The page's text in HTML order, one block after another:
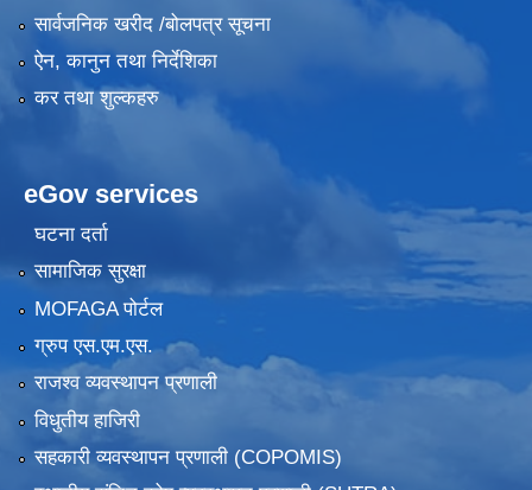
सार्वजनिक खरीद /बोलपत्र सूचना
ऐन, कानुन तथा निर्देशिका
कर तथा शुल्कहरु
eGov services
घटना दर्ता
सामाजिक सुरक्षा
MOFAGA पोर्टल
ग्रुप एस.एम.एस.
राजश्व व्यवस्थापन प्रणाली
विधुतीय हाजिरी
सहकारी व्यवस्थापन प्रणाली (COPOMIS)